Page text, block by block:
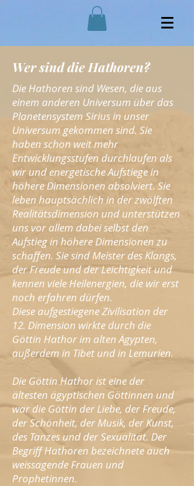
Wer sind die Hathoren?
Die Hathoren sind Wesen, die aus
einem anderen Universum über das
Planetensystem Sirius in unser
Universum gekommen sind. Sie
haben schon weit mehr
Entwicklungsstufen durchlaufen als
wir und energetische Aufstiege in
höhere Dimensionen absolviert. Sie
leben hauptsächlich in der zwölften
Realitätsdimension und unterstützen
uns vor allem dabei selbst den
Aufstieg in höhere Dimensionen zu
schaffen. Sie sind Meister des Klangs,
der Freude und der Leichtigkeit und
kennen viele Heilenergien, die wir erst
noch erfahren dürfen.
Diese aufgestiegene Zivilisation der
12. Dimension wirkte durch die
Göttin Hathor im alten Ägypten,
außerdem in Tibet und in Lemurien.
Die Göttin Hathor ist eine der
ältesten ägyptischen Göttinnen und
war die Göttin der Liebe, der Freude,
der Schönheit, der Musik, der Kunst,
des Tanzes und der Sexualität. Der
Begriff Hathoren bezeichnete auch
weissagende Frauen und
Prophetinnen.